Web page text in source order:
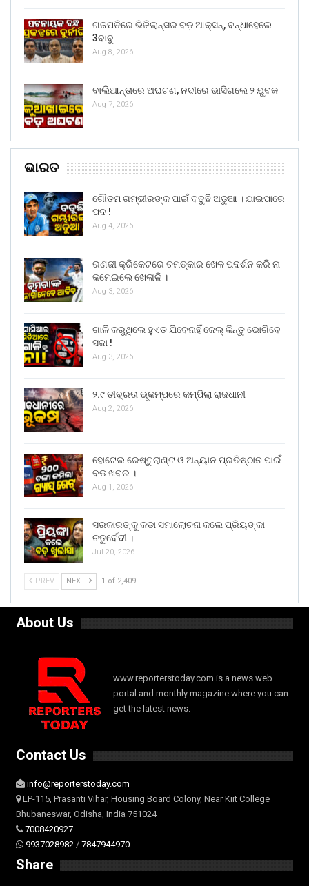
ଗଜପତିରେ ଭିଜିଲାନ୍ସର ବଡ଼ ଆକ୍ସନ୍, ବନ୍ଧାହେଲେ
3ବାବୁ
Aug 8, 2026
ବାଲିଆନ୍ତାରେ ଅଘଟଣ, ନଦୀରେ ଭାସିଗଲେ ୨ ଯୁବକ
Aug 7, 2026
ଭାରତ
ଗୌତମ ଗମ୍ଭୀରଙ୍କ ପାଇଁ ବଢୁଛି ଅଡୁଆ । ଯାଇପାରେ
ପଦ !
Aug 4, 2026
ରଣଜୀ କ୍ରିକେଟରେ ଚମତ୍କାର ଖେଳ ପଦର୍ଶନ କରି ନା
କମେଇଲେ ଖେଳାଳି ।
Aug 3, 2026
ଗାଳି କରୁଥିଲେ ହୁଏତ ଯିବେନାହିଁ ଜେଲ୍ କିନ୍ତୁ ଭୋଗିବେ
ସଜା !
Aug 3, 2026
୨.୯ ତୀବ୍ରତା ଭୂକମ୍ପରେ କମ୍ପିଲା ରାଜଧାନୀ
Aug 2, 2026
ହୋଟେଲ ରେଷ୍ଟୁରାଣ୍ଟ ଓ ଅନ୍ୟାନ ପ୍ରତିଷ୍ଠାନ ପାଇଁ
ବଡ ଖବର ।
Aug 1, 2026
ସରକାରଙ୍କୁ କଡା ସମାଲୋଚନା କଲେ ପ୍ରିୟଙ୍କା
ଚତୁର୍ବେଦୀ ।
Jul 20, 2026
PREV NEXT 1 of 2,409
About Us
www.reporterstoday.com is a news web
portal and monthly magazine where you can
get the latest news.
Contact Us
info@reporterstoday.com
LP-115, Prasanti Vihar, Housing Board Colony, Near Kiit College
Bhubaneswar, Odisha, India 751024
7008420927
9937028982 / 7847944970
Share